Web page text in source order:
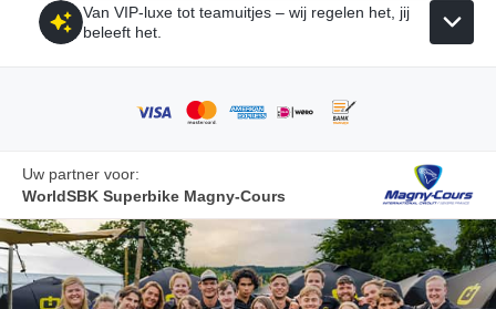
Van VIP-luxe tot teamuitjes – wij regelen het, jij
beleeft het.
Uw partner voor:
WorldSBK Superbike Magny-Cours